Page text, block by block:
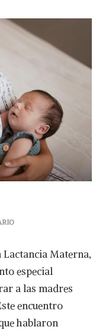
EN
ELEVIT
IMPULSAN
LA
LACTANCIA
EN
MÉXICO
Lactancia Materna,
especial
a las madres
encuentro
hablaron